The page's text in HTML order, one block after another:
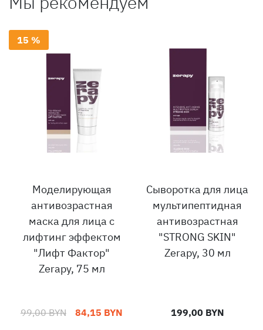
15 %
Моделирующая
антивозрастная
маска для лица с
лифтинг эффектом
"Лифт Фактор"
Zerapy, 75 мл
99,00 BYN 84,15 BYN
Сыворотка для лица
мультипептидная
антивозрастная
"STRONG SKIN"
Zerapy, 30 мл
199,00 BYN